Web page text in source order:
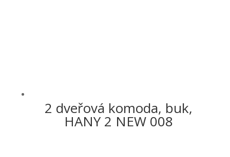
2 dveřová komoda, buk,
HANY 2 NEW 008